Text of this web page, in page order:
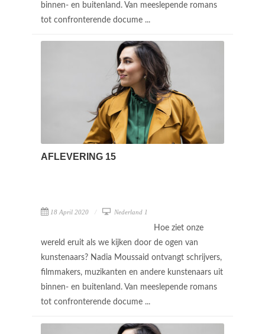
binnen- en buitenland. Van meeslepende romans
tot confronterende docume ...
AFLEVERING 15
18 April 2020 Nederland 1
Hoe ziet onze
wereld eruit als we kijken door de ogen van
kunstenaars? Nadia Moussaid ontvangt schrijvers,
filmmakers, muzikanten en andere kunstenaars uit
binnen- en buitenland. Van meeslepende romans
tot confronterende docume ...